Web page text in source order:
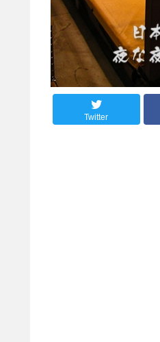
Twitter